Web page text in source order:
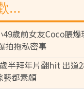
...
歲前女友Coco脹爆
拍拖私密事
半拜年片翻hit 出道
藝都素顏